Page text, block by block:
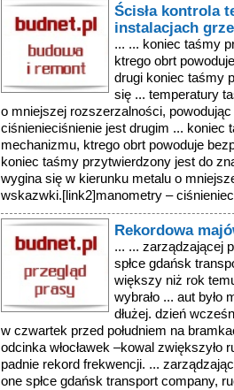
Ścisła kontrola
instalacjach
... ... koniec taśmy
ktrego obrt
drugi koniec taśmy
się ... temperatury
o mniejszej rozszerzalności,
ciśnienieciśnienie jest drugim ... koniec
mechanizmu, ktrego obrt powoduje
koniec taśmy przytwierdzony jest do
wygina się w kierunku metalu o
wskazwki.[link2]manometry –
Rekordowa
... ... zarządzającej
spłce gdańsk
większy niż rok
wybrało ... aut było
dłużej. dzień
w czwartek przed południem na
odcinka włocławek –kowal
padnie rekord frekwencji. ...
one spłce gdańsk transport company,